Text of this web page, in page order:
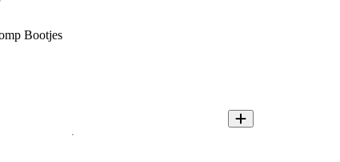
Bootjes